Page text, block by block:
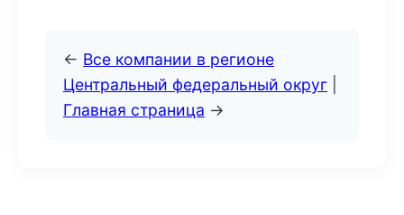
← Все компании в регионе
Центральный федеральный округ
Главная страница →